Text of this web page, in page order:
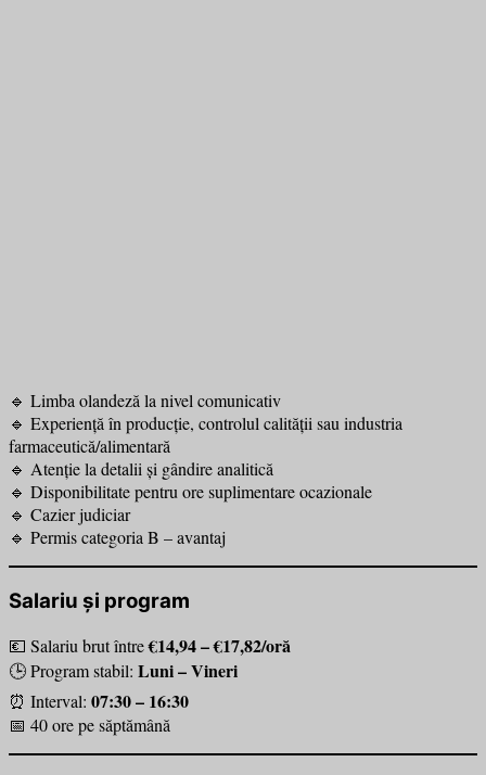
🔹 Limba olandeză la nivel comunicativ
🔹 Experiență în producție, controlul calității sau industria
farmaceutică/alimentară
🔹 Atenție la detalii și gândire analitică
🔹 Disponibilitate pentru ore suplimentare ocazionale
🔹 Cazier judiciar
🔹 Permis categoria B – avantaj
Salariu și program
💶 Salariu brut între€14,94 – €17,82/oră
🕒 Program stabil: Luni – Vineri
⏰ Interval: 07:30 – 16:30
📅 40 ore pe săptămână